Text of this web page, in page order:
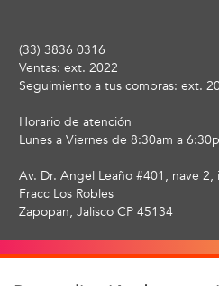
(33) 3836 0316
Ventas: ext. 2022
Seguimiento a tus compras: ext.
Horario de atención
Lunes a Viernes de 8:30am a
Av. Dr. Angel Leaño #401, nave 2,
Fracc Los Robles
Zapopan, Jalisco CP 45134